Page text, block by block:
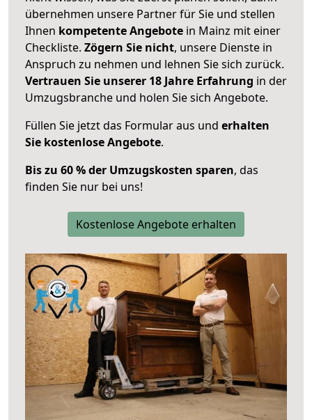
übernehmen unsere Partner für Sie und stellen
Ihnen kompetente Angebote in Mainz mit einer
Checkliste. Zögern Sie nicht, unsere Dienste in
Anspruch zu nehmen und lehnen Sie sich zurück.
Vertrauen Sie unserer 18 Jahre Erfahrung in der
Umzugsbranche und holen Sie sich Angebote.
Füllen Sie jetzt das Formular aus und erhalten
Sie kostenlose Angebote.
Bis zu 60 % der Umzugskosten sparen, das
finden Sie nur bei uns!
Kostenlose Angebote erhalten